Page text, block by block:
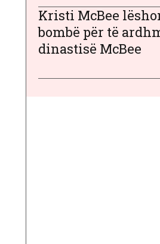
Kristi McBee
bombë për të
dinastisë McBee